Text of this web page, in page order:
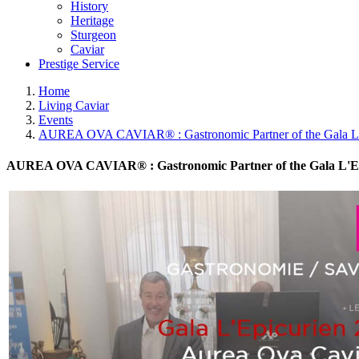
History
Heritage
Sturgeon
Caviar
Prestige Service
Home
Living Caviar
Events
AUREA OVA CAVIAR® : Gastronomic Partner of the Gala
AUREA OVA CAVIAR® : Gastronomic Partner of the Gala